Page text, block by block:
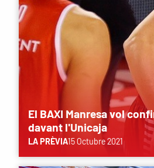
El BAXI Manresa vol
davant l'Unicaja
LA PRÈVIA15 Octubre 2021